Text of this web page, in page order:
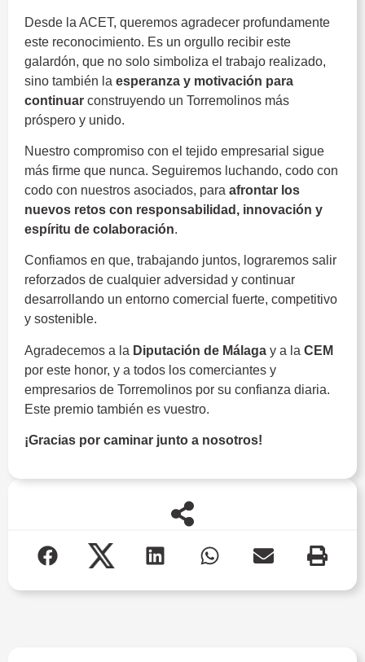
Desde la ACET, queremos agradecer profundamente
este reconocimiento. Es un orgullo recibir este
galardón, que no solo simboliza el trabajo realizado,
sino también la esperanza y motivación para
continuar construyendo un Torremolinos más
próspero y unido.
Nuestro compromiso con el tejido empresarial sigue
más firme que nunca. Seguiremos luchando, codo con
codo con nuestros asociados, para afrontar los
nuevos retos con responsabilidad, innovación y
espíritu de colaboración.
Confiamos en que, trabajando juntos, lograremos salir
reforzados de cualquier adversidad y continuar
desarrollando un entorno comercial fuerte, competitivo
y sostenible.
Agradecemos a la Diputación de Málaga y a la CEM
por este honor, y a todos los comerciantes y
empresarios de Torremolinos por su confianza diaria.
Este premio también es vuestro.
¡Gracias por caminar junto a nosotros!